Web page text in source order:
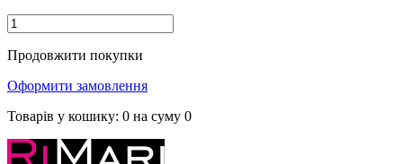
Продовжити покупки
Оформити замовлення
Товарів у кошику: 0 на суму 0